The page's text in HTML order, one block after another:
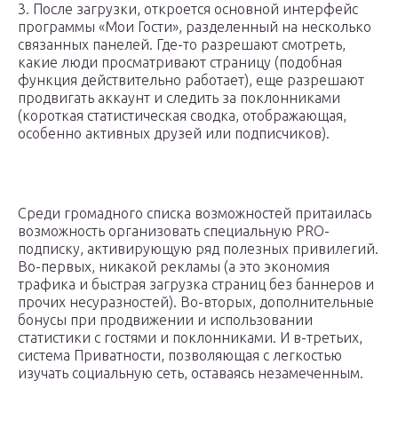
3. После загрузки, откроется основной интерфейс
программы «Мои Гости», разделенный на несколько
связанных панелей. Где-то разрешают смотреть,
какие люди просматривают страницу (подобная
функция действительно работает), еще разрешают
продвигать аккаунт и следить за поклонниками
(короткая статистическая сводка, отображающая,
особенно активных друзей или подписчиков).
Среди громадного списка возможностей притаилась
возможность организовать специальную PRO-
подписку, активирующую ряд полезных привилегий.
Во-первых, никакой рекламы (а это экономия
трафика и быстрая загрузка страниц без баннеров и
прочих несуразностей). Во-вторых, дополнительные
бонусы при продвижении и использовании
статистики с гостями и поклонниками. И в-третьих,
система Приватности, позволяющая с легкостью
изучать социальную сеть, оставаясь незамеченным.